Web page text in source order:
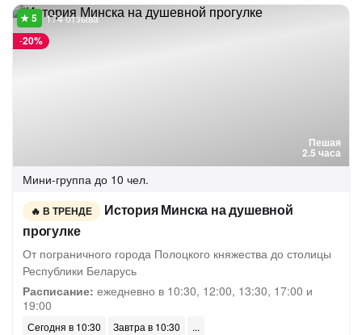
Пешая
2.5 часа
-20%
174 отзыва
Мини-группа до 10 чел.
В ТРЕНДЕ
История Минска на душевной
прогулке
От пограничного города Полоцкого княжества до столицы
Республики Беларусь
Расписание: ежедневно в 10:30, 12:00, 13:30, 17:00 и
19:00
Сегодня в 10:30 Завтра в 10:30